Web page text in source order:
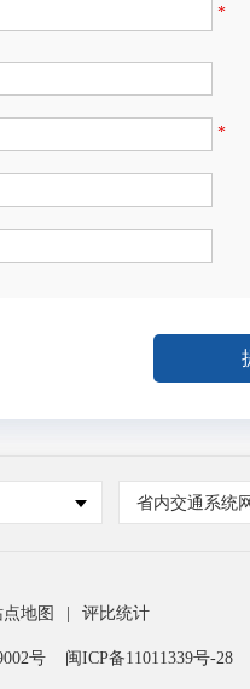
*
*
省内交通系统
地图 评比统计
号 闽ICP备11011339号-28